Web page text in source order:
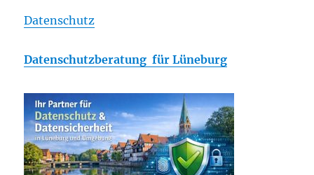
Datenschutz
Datenschutzberatung für Lüneburg